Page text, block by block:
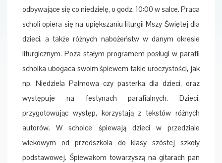
odbywające się co niedzielę, o godz. 10:00 w salce. Praca
scholi opiera się na upiększaniu liturgii Mszy Świętej dla
dzieci, a także różnych nabożeństw w danym okresie
liturgicznym. Poza stałym programem posługi w parafii
scholka ubogaca swoim śpiewem takie uroczystości, jak
np. Niedziela Palmowa czy pasterka dla dzieci, oraz
występuje na festynach parafialnych. Dzieci,
przygotowując występ, korzystają z tekstów różnych
autorów. W scholce śpiewają dzieci w przedziale
wiekowym od przedszkola do klasy szóstej szkoły
podstawowej. Śpiewakom towarzyszą na gitarach pan